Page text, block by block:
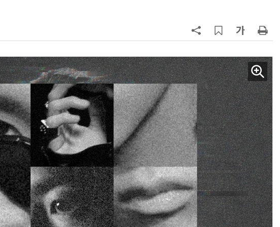
AI Native Enterprise를 지원하는 AI Ready Data 플랫폼 활용 전략 AI 시대의 옵저버빌리티: GPU·LLM 모니터링부터 AI 기반 장애 대응까지